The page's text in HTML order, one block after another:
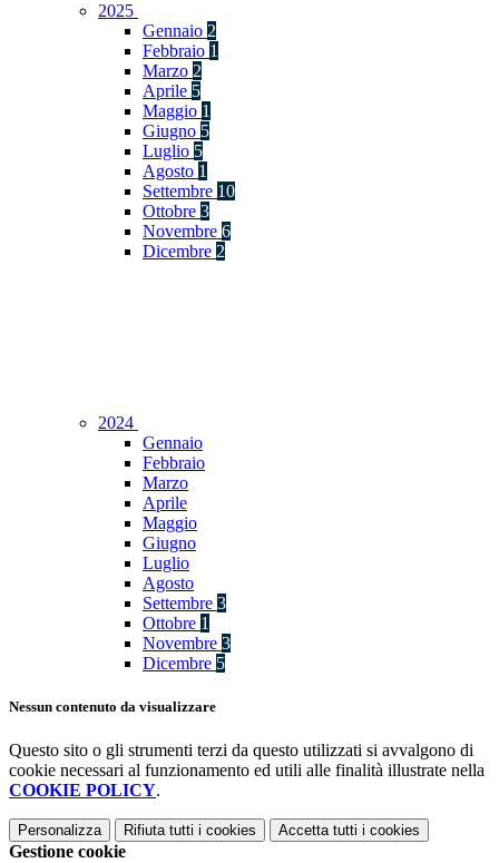
2025
Gennaio 2
Febbraio 1
Marzo 2
Aprile 5
Maggio 1
Giugno 5
Luglio 5
Agosto 1
Settembre 10
Ottobre 3
Novembre 6
Dicembre 2
2024
Gennaio
Febbraio
Marzo
Aprile
Maggio
Giugno
Luglio
Agosto
Settembre 3
Ottobre 1
Novembre 3
Dicembre 5
Nessun contenuto da visualizzare
Questo sito o gli strumenti terzi da questo utilizzati si avvalgono di
cookie necessari al funzionamento ed utili alle finalità illustrate nella
COOKIE POLICY.
Personalizza Rifiuta tutti i cookies Accetta tutti i cookies
Gestione cookie